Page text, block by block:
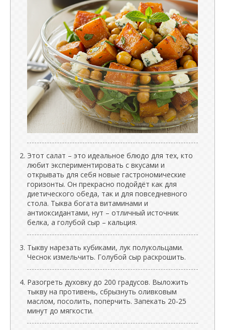
Этот салат – это идеальное блюдо для тех, кто
любит экспериментировать с вкусами и
открывать для себя новые гастрономические
горизонты. Он прекрасно подойдёт как для
диетического обеда, так и для повседневного
стола. Тыква богата витаминами и
антиоксидантами, нут – отличный источник
белка, а голубой сыр – кальция.
Тыкву нарезать кубиками, лук полукольцами.
Чеснок измельчить. Голубой сыр раскрошить.
Разогреть духовку до 200 градусов. Выложить
тыкву на противень, сбрызнуть оливковым
маслом, посолить, поперчить. Запекать 20-25
минут до мягкости.